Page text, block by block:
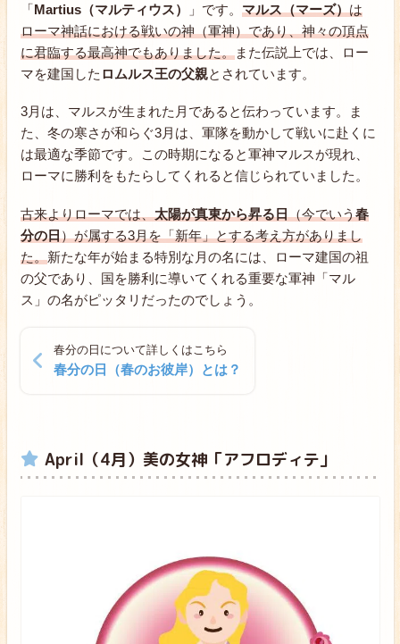
「Martius（マルティウス） 」です。 マルス（マーズ）は
ローマ神話における戦いの神（軍神）であり、神々の頂点
に君臨する最高神でもありました。また伝説上では、ロー
マを建国した ロムルス王の父親とされています。
3月は、マルスが生まれた月であると伝わっています。ま
た、冬の寒さが和らぐ3月は、軍隊を動かして戦いに赴くに
は最適な季節です。この時期になると軍神マルスが現れ、
ローマに勝利をもたらしてくれると信じられていました。
古来よりローマでは、太陽が真東から昇る日（今でいう春
分の日）が属する3月を「新年」とする考え方がありまし
た。新たな年が始まる特別な月の名には、ローマ建国の祖
の父であり、国を勝利に導いてくれる重要な軍神「マル
ス」の名がピッタリだったのでしょう。
春分の日について詳しくはこちら
春分の日（春のお彼岸）とは？
April（4月）美の女神「アフロディテ」